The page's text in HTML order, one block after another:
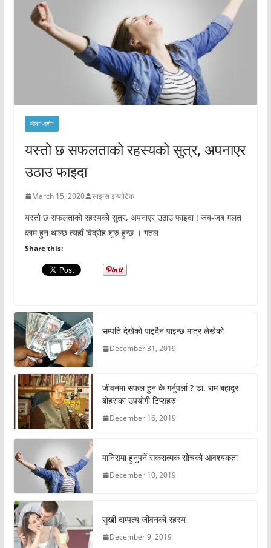
जीवन-दर्शन
यस्तो छ सफलताको रहस्यको सुत्र, अपनाएर
उठाउ फाइदा
March 15, 2020 साइन्स इन्फोटेक
यस्तो छ सफलताको रहस्यको सुत्र, अपनाएर उठाउ फाइदा ! जब-जब गलत
काम हुन थाल्छ त्यहाँ विद्रोह शुरु हुन्छ । गतल
Share this:
सम्पति देखेको पाइदैन पाइन्छ मात्र लेखेको
December 31, 2019
जीवनमा सफल हुन के गर्नुपर्ला ? डा. राम बहादुर
बोहराका उपयोगी टिप्सहरु
December 16, 2019
मानिसमा हुनुपर्ने सकरात्मक सोचको आवश्यकता
December 10, 2019
सुखी दाम्पत्य जीवनको रहस्य
December 9, 2019